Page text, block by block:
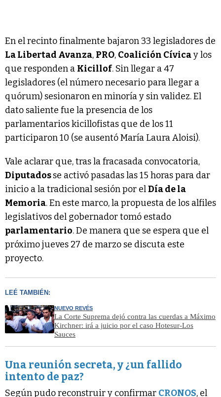
En el recinto finalmente bajaron 33 legisladores de
La Libertad Avanza, PRO, Coalición Cívicay los
que responden a Kicillof. Sin llegar a 47
legisladores (el número necesario para llegar a
quórum) sesionaron en minoría y sin validez. El
dato saliente fue la presencia de los
parlamentarios kicillofistas que de los 11
participaron 10 (se ausentó María Laura Aloisi).
Vale aclarar que, tras la fracasada convocatoria,
Diputadosse activó pasadas las 15 horas para dar
inicio a la tradicional sesión por elDía de la
Memoria. En este marco, la propuesta de los alfiles
legislativos del gobernador tomó estado
parlamentario. De manera que se espera que el
próximo jueves 27 de marzo se discuta este
proyecto.
LEÉ TAMBIÉN:
NUEVO REVÉS
La Corte Suprema dejó contra las cuerdas a Máximo
Kirchner: irá a juicio por el caso Hotesur-Los
Sauces
Una reunión secreta, y ¿un fallido
intento de paz?
Según pudo reconstruir y confirmar CRONOS, el